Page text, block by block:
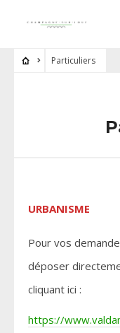
Particuliers
URBANISME
Pour vos
déposer
cliquant ici :
https://